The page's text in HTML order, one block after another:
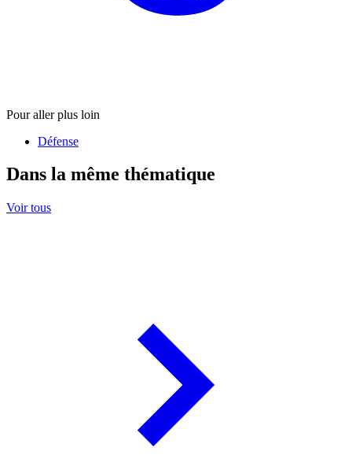
Pour aller plus loin
Défense
Dans la même thématique
Voir tous